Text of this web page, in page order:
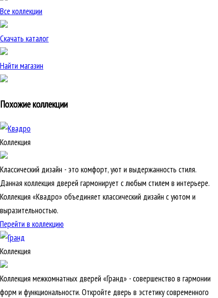
Все коллекции
Скачать каталог
Найти магазин
Похожие коллекции
Коллекция
Классический дизайн - это комфорт, уют и выдержанность стиля.
Данная коллекция дверей гармонирует с любым стилем в интерьере.
Коллекция «Квадро» объединяет классический дизайн с уютом и
выразительностью.
Перейти в коллекцию
Коллекция
Коллекция межкомнатных дверей «Гранд» - совершенство в гармонии
форм и функциональности. Откройте дверь в эстетику современного